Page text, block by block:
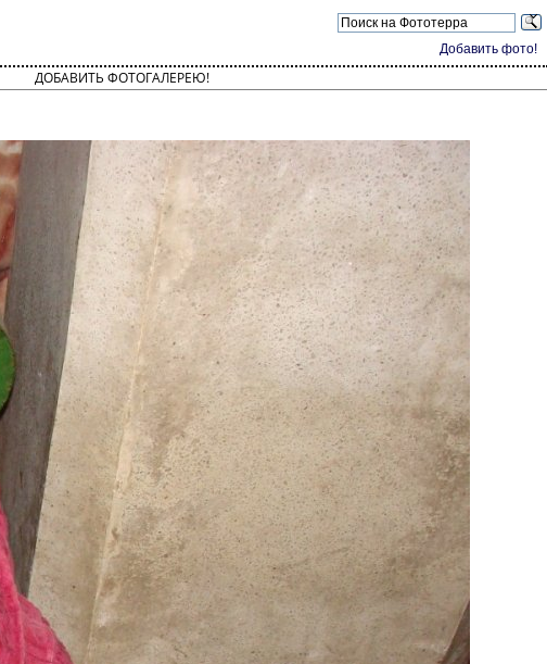
Добавить фото!
ДОБАВИТЬ ФОТОГАЛЕРЕЮ!